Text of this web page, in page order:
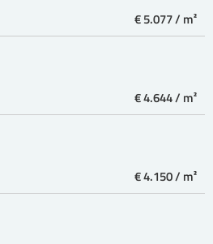
€ 5.077 / m²
€ 4.644 / m²
€ 4.150 / m²